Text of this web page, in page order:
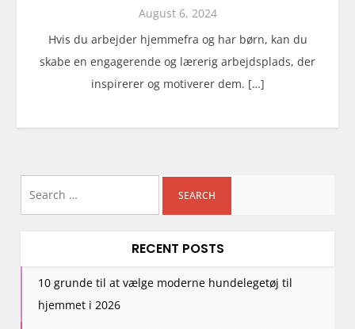
August 6, 2024
Hvis du arbejder hjemmefra og har børn, kan du
skabe en engagerende og lærerig arbejdsplads, der
inspirerer og motiverer dem. […]
RECENT POSTS
10 grunde til at vælge moderne hundelegetøj til
hjemmet i 2026